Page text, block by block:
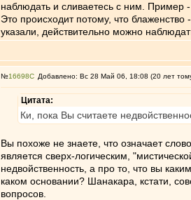
наблюдать и сливаетесь с ним. Пример
Это происходит потому, что
указали, действительно можно
№16698 Добавлено: Вс 28 Май 06, 18:08 (20 лет
Цитата:
Ки, пока Вы считаете
Вы похоже не знаете, что означает
является сверх-логическим,
недвойственность, а про то, что вы
каком основании? Шанакара, кстати,
вопросов.